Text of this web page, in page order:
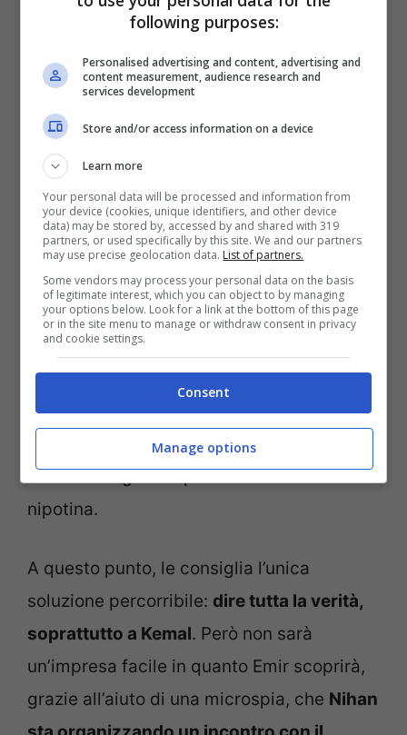
Mediaset Infinity) – ascoli.cityrumors.it
Nihan, dunque, fa rientro a casa ma non è
sola: insieme a lei c’è la piccola Deniz, sua
figlia
celandogli dunque, che la piccola è frutto
del loro amore clandestino. Dal canto suo
Emir manifesta comportamenti sempre più
morbosi nei riguardi della bambina,
essendo consapevole di non essere lui il
padre. Tali atteggiamenti spaventano la
moglie tanto da confidarsi con Vildan.
Anche quest’ultima è preoccupata poiché
teme che il genero possa far male alla
nipotina.
A questo punto, le consiglia l’unica
soluzione percorribile: dire tutta la verità,
soprattutto a Kemal. Però non sarà
un’impresa facile in quanto Emir scoprirà,
grazie all’aiuto di una microspia, che Nihan
following purposes:
Personalised advertising and content, advertising and
content measurement, audience research and
services development
Store and/or access information on a device
Learn more
Your personal data will be processed and information from
your device (cookies, unique identifiers, and other device
data) may be stored by, accessed by and shared with 319
partners, or used specifically by this site. We and our partners
may use precise geolocation data. List of partners.
Some vendors may process your personal data on the basis
of legitimate interest, which you can object to by managing
your options below. Look for a link at the bottom of this page
or in the site menu to manage or withdraw consent in privacy
and cookie settings.
Consent
Manage options